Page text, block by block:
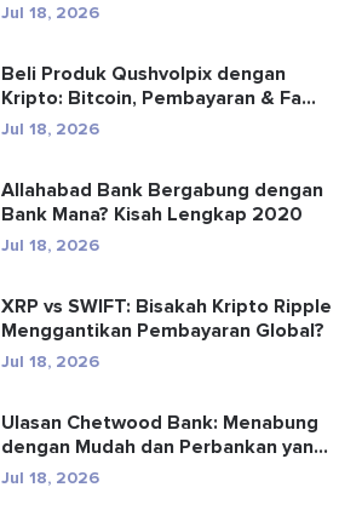
Jul 18, 2026
Beli Produk Qushvolpix dengan
Kripto: Bitcoin, Pembayaran & Fa...
Jul 18, 2026
Allahabad Bank Bergabung dengan
Bank Mana? Kisah Lengkap 2020
Jul 18, 2026
XRP vs SWIFT: Bisakah Kripto Ripple
Menggantikan Pembayaran Global?
Jul 18, 2026
Ulasan Chetwood Bank: Menabung
dengan Mudah dan Perbankan yang
Aman
Jul 18, 2026